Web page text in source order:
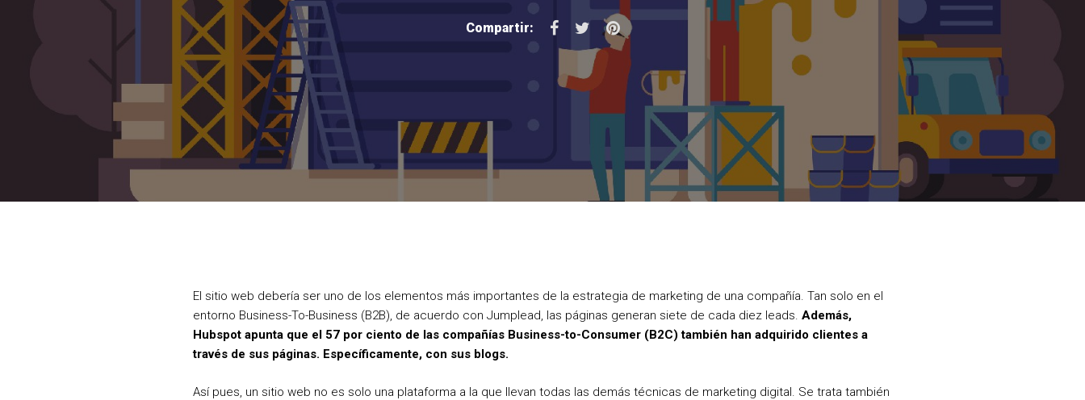
Compartir:
F
a
c
o
k
w
i
r
P
i
n
e
s
El sitio web debería ser uno de los elementos más importantes de la estrategia de marketing de una compañía. Tan solo en el
entorno Business-To-Business (B2B), de acuerdo con Jumplead, las páginas generan siete de cada diez leads. Además,
Hubspot apunta que el 57 por ciento de las compañías Business-to-Consumer (B2C) también han adquirido clientes a
través de sus páginas. Específicamente, con sus blogs.
Así pues, un sitio web no es solo una plataforma a la que llevan todas las demás técnicas de marketing digital. Se trata también